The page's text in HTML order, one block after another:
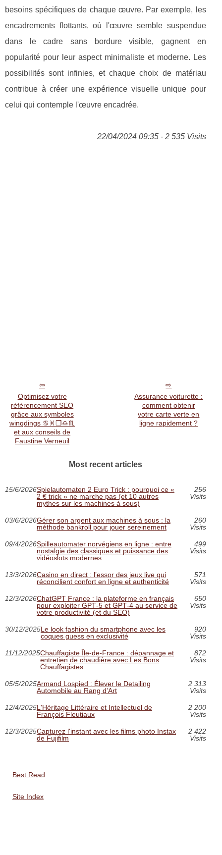
besoins spécifiques de chaque œuvre. Par exemple, les
encadrements flottants, où l'œuvre semble suspendue
dans le cadre sans bordure visible, gagnent en
popularité pour leur aspect minimaliste et moderne. Les
possibilités sont infinies, et chaque choix de matériau
contribue à créer une expérience visuelle unique pour
celui qui contemple l'œuvre encadrée.
22/04/2024 09:35 - 2 535 Visits
Optimisez votre
référencement SEO
grâce aux symboles
wingdings ♋︎♓︎❒︎♎︎♏︎
et aux conseils de
Faustine Verneuil
Assurance voiturette :
comment obtenir
votre carte verte en
ligne rapidement ?
Most recent articles
15/6/2026Spielautomaten 2 Euro Trick : pourquoi ce «
2 € trick » ne marche pas (et 10 autres
mythes sur les machines à sous)
256
Visits
03/6/2026Gérer son argent aux machines à sous : la
méthode bankroll pour jouer sereinement
260
Visits
09/4/2026Spilleautomater norvégiens en ligne : entre
nostalgie des classiques et puissance des
vidéoslots modernes
499
Visits
13/3/2026Casino en direct : l’essor des jeux live qui
réconcilient confort en ligne et authenticité
571
Visits
12/3/2026ChatGPT France : la plateforme en français
pour exploiter GPT‑5 et GPT‑4 au service de
votre productivité (et du SEO)
650
Visits
30/12/2025Le look fashion du smartphone avec les
coques guess en exclusivité
920
Visits
11/12/2025Chauffagiste Île-de-France : dépannage et
entretien de chaudière avec Les Bons
Chauffagistes
872
Visits
05/5/2025Armand Lospied : Élever le Detailing
Automobile au Rang d'Art
2 313
Visits
12/4/2025L'Héritage Littéraire et Intellectuel de
François Fleutiaux
2 200
Visits
12/3/2025Capturez l'instant avec les films photo Instax
de Fujifilm
2 422
Visits
Best Read
Site Index